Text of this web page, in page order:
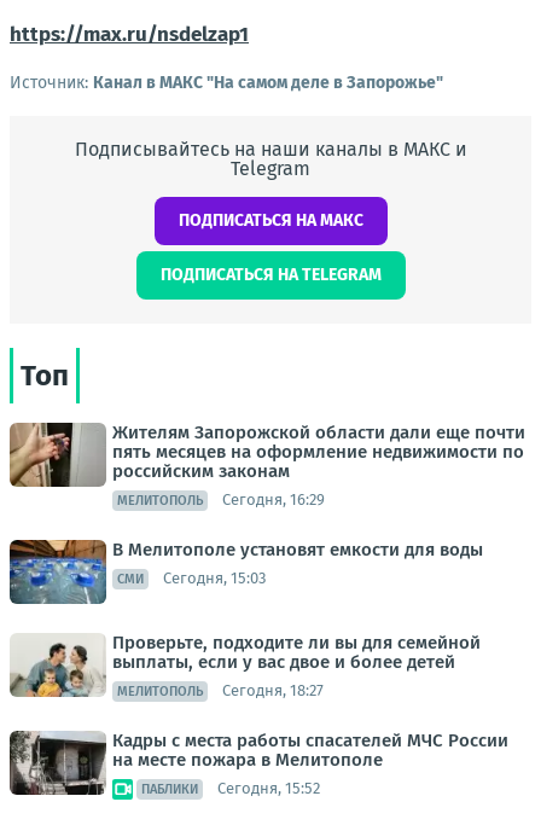
https://max.ru/nsdelzap1
Источник: Канал в МАКС "На самом деле в Запорожье"
Подписывайтесь на наши каналы в МАКС и
Telegram
ПОДПИСАТЬСЯ НА МАКС
ПОДПИСАТЬСЯ НА TELEGRAM
Топ
Жителям Запорожской области дали еще почти
пять месяцев на оформление недвижимости по
российским законам
МЕЛИТОПОЛЬ Сегодня, 16:29
В Мелитополе установят емкости для воды
СМИ Сегодня, 15:03
Проверьте, подходите ли вы для семейной
выплаты, если у вас двое и более детей
МЕЛИТОПОЛЬ Сегодня, 18:27
Кадры с места работы спасателей МЧС России
на месте пожара в Мелитополе
ПАБЛИКИ Сегодня, 15:52